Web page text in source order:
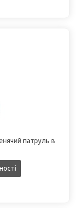
патруль в